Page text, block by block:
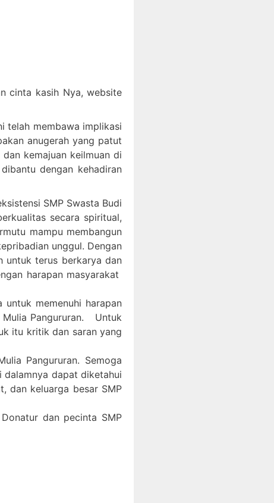
cinta kasih Nya, website
telah membawa implikasi
anugerah yang patut
kemajuan keilmuan di
dengan kehadiran
SMP Swasta Budi
secara spiritual,
mampu membangun
unggul. Dengan
untuk terus berkarya dan
harapan masyarakat
memenuhi harapan
Mulia Pangururan. Untuk
itu kritik dan saran yang
Pangururan. Semoga
dapat diketahui
dan keluarga besar SMP
dan pecinta SMP